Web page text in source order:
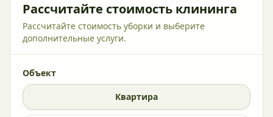
Рассчитайте стоимость клининга
Рассчитайте стоимость уборки и выберите
дополнительные услуги.
Объект
Квартира